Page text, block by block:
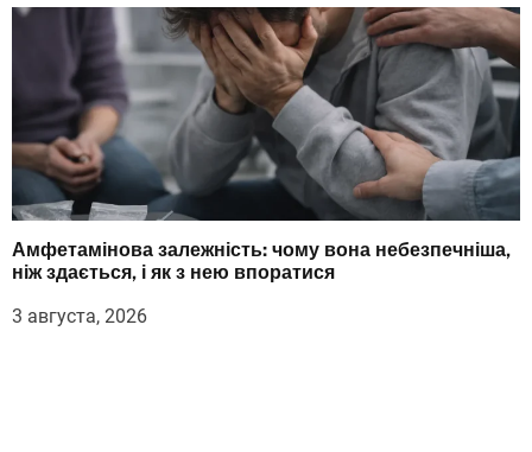
Амфетамінова залежність: чому вона небезпечніша,
ніж здається, і як з нею впоратися
3 августа, 2026